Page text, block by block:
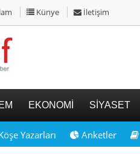
Künye İletişim
EKONOMİ SİYASET
Yazarları Anketler